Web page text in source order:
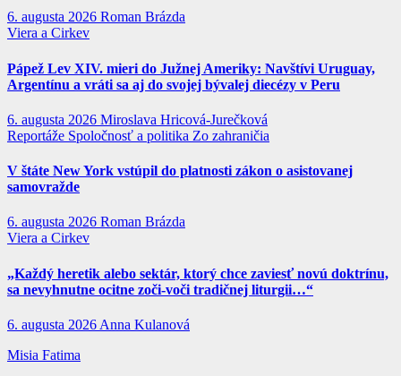
6. augusta 2026 Roman Brázda
Viera a Cirkev
Pápež Lev XIV. mieri do Južnej Ameriky: Navštívi Uruguay,
Argentínu a vráti sa aj do svojej bývalej diecézy v Peru
6. augusta 2026 Miroslava Hricová-Jurečková
Reportáže Spoločnosť a politika Zo zahraničia
V štáte New York vstúpil do platnosti zákon o asistovanej
samovražde
6. augusta 2026 Roman Brázda
Viera a Cirkev
„Každý heretik alebo sektár, ktorý chce zaviesť novú doktrínu,
sa nevyhnutne ocitne zoči-voči tradičnej liturgii…“
6. augusta 2026 Anna Kulanová
Misia Fatima